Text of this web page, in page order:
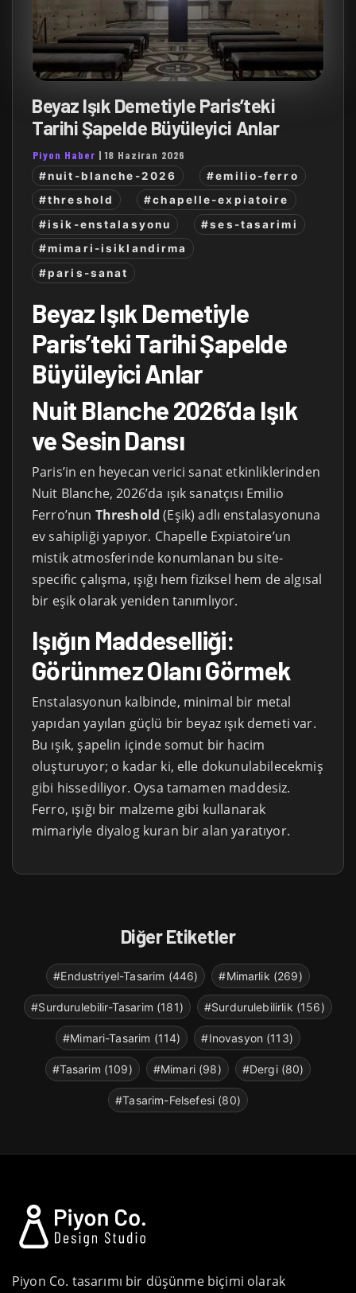
Beyaz Işık Demetiyle Paris’teki
Tarihi Şapelde Büyüleyici Anlar
Piyon Haber |18 Haziran 2026
#nuit-blanche-2026
#emilio-ferro
#threshold
#chapelle-expiatoire
#isik-enstalasyonu
#ses-tasarimi
#mimari-isiklandirma
#paris-sanat
Beyaz Işık Demetiyle
Paris’teki Tarihi Şapelde
Büyüleyici Anlar
Nuit Blanche 2026’da Işık
ve Sesin Dansı
Paris’in en heyecan verici sanat etkinliklerinden
Nuit Blanche, 2026’da ışık sanatçısı Emilio
Ferro’nun Threshold (Eşik) adlı enstalasyonuna
ev sahipliği yapıyor. Chapelle Expiatoire’un
mistik atmosferinde konumlanan bu site-
specific çalışma, ışığı hem fiziksel hem de algısal
bir eşik olarak yeniden tanımlıyor.
Işığın Maddeselliği:
Görünmez Olanı Görmek
Enstalasyonun kalbinde, minimal bir metal
yapıdan yayılan güçlü bir beyaz ışık demeti var.
Bu ışık, şapelin içinde somut bir hacim
oluşturuyor; o kadar ki, elle dokunulabilecekmiş
gibi hissediliyor. Oysa tamamen maddesiz.
Ferro, ışığı bir malzeme gibi kullanarak
mimariyle diyalog kuran bir alan yaratıyor.
Diğer Etiketler
#Endustriyel-Tasarim (446) #Mimarlik (269)
#Surdurulebilir-Tasarim (181) #Surdurulebilirlik (156)
#Mimari-Tasarim (114) #Inovasyon (113)
#Tasarim (109) #Mimari (98) #Dergi (80)
#Tasarim-Felsefesi (80)
Piyon Co. tasarımı bir düşünme biçimi olarak